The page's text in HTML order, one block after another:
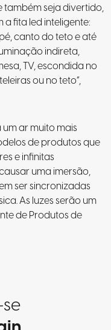
também seja divertido,
a fita led inteligente:
canto do teto e até
indireta,
TV, escondida no
ou no teto”,
ar muito mais
de produtos que
e infinitas
uma imersão,
ser sincronizadas
As luzes serão um
de Produtos de